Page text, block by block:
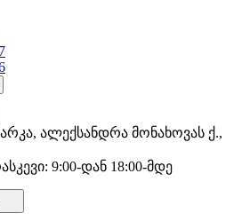
ალექსანდრა მონახოვას ქ.,
9:00-დან 18:00-მდე